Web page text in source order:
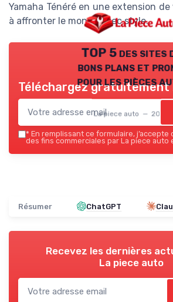
Yamaha Ténéré en une extension
à affronter le monde avec style.
TOP 5 des sites
bons plans et
pour les pièces
La piece auto — 2026
Téléchargez gratuitement
* En remplissant ce formulaire, j’accepte
des fins commerciales par La piece auto
Résumer ChatGPT
Recevez les dernières
La piece auto